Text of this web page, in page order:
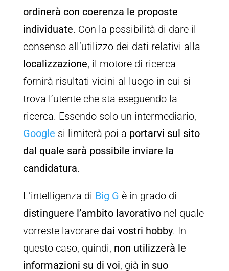
ordinerà con coerenza le proposte
individuate. Con la possibilità di dare il
consenso all’utilizzo dei dati relativi alla
localizzazione, il motore di ricerca
fornirà risultati vicini al luogo in cui si
trova l’utente che sta eseguendo la
ricerca. Essendo solo un intermediario,
Google si limiterà poi a portarvi sul sito
dal quale sarà possibile inviare la
candidatura.
L’intelligenza di Big G è in grado di
distinguere l’ambito lavorativonel quale
vorreste lavorare dai vostri hobby. In
questo caso, quindi, non utilizzerà le
informazioni su di voi, già in suo